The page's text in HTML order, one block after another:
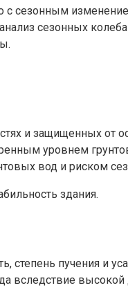
с сезонным
сезонных
и защищенных от
уровнем
вод и риском
здания.
степень пучения
вследствие